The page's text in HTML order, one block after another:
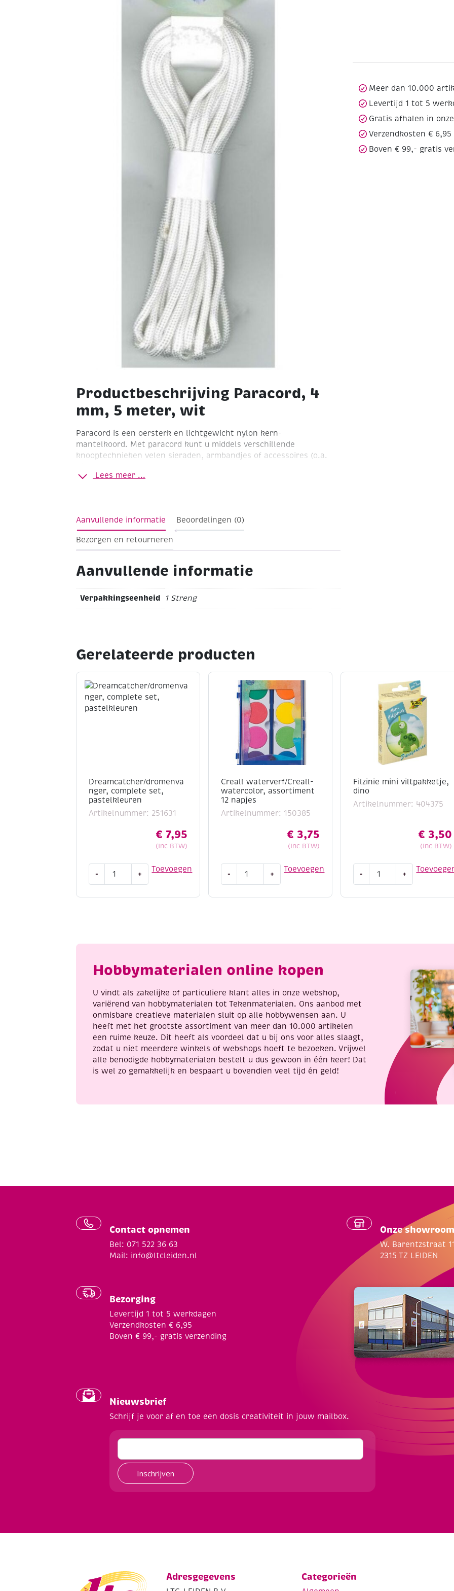
Productbeschrijving Paracord, 4
mm, 5 meter, wit
Paracord is een oersterk en lichtgewicht nylon kern-
mantelkoord. Met paracord kunt u middels verschillende
knooptechnieken velen sieraden, armbandjes of accessoires (o.a.
Lees meer ...
Meer dan 10.000
Levertijd 1 tot 5
Gratis afhalen in
Verzendkosten € 6,95
Boven € 99,- gratis
Aanvullende informatie Beoordelingen (0)
Bezorgen en retourneren
Aanvullende informatie
Verpakkingseenheid 1 Streng
Gerelateerde producten
Dreamcatcher/dromenva
nger, complete set,
pastelkleuren
Artikelnummer: 251631
€ 7,95
(Inc BTW)
Toevoegen
-
Dreamcatcher/dromenvanger,
complete
+
Creall waterverf/Creall-
watercolor, assortiment
12 napjes
Artikelnummer: 150385
€ 3,75
(Inc BTW)
Toevoegen
-
waterverf/Creall-
+
Filzinie mini viltpakketje,
dino
Artikelnummer: 404375
€ 3,50
(Inc BTW)
- +
Hobbymaterialen online kopen
U vindt als zakelijke of particuliere klant alles in onze webshop,
variërend van hobbymaterialen tot Tekenmaterialen. Ons aanbod met
onmisbare creatieve materialen sluit op alle hobbywensen aan. U
heeft met het grootste assortiment van meer dan 10.000 artikelen
een ruime keuze. Dit heeft als voordeel dat u bij ons voor alles slaagt,
zodat u niet meerdere winkels of webshops hoeft te bezoeken. Vrijwel
alle benodigde hobbymaterialen bestelt u dus gewoon in één keer! Dat
is wel zo gemakkelijk en bespaart u bovendien veel tijd én geld!
Contact opnemen
Bel: 071 522 36 63
Mail: info@ltcleiden.nl
Bezorging
Levertijd 1 tot 5 werkdagen
Verzendkosten € 6,95
Boven € 99,- gratis verzending
Onze showroom
W. Barentzstraat
2315 TZ LEIDEN
Nieuwsbrief
Schrijf je voor af en toe een dosis creativiteit in jouw mailbox.
Inschrijven
Adresgegevens Categorieën